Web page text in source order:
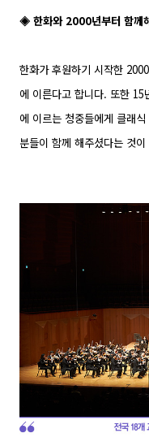
◈ 한화와 2000년부터 함께
한화가 후원하기 시작한
에 이른다고 합니다. 또한
에 이르는 청중들에게 클래
분들이 함께 해주셨다는 것